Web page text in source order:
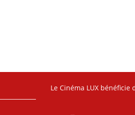
Le Cinéma LUX bénéficie